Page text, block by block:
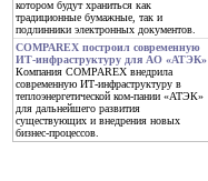
котором будут храниться как
традиционные бумажные, так и
подлинники электронных документов.
COMPAREX построил современную
ИТ-инфраструктуру для АО «АТЭК»
Компания COMPAREX внедрила
современную ИТ-инфраструктуру в
теплоэнергетической ком-пании «АТЭК»
для дальнейшего развития
существующих и внедрения новых
бизнес-процессов.